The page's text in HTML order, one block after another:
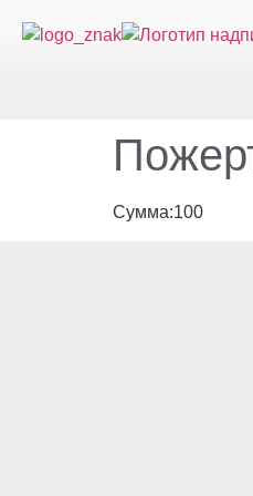
Сумма:100